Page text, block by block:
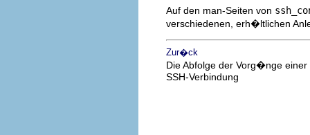
Auf den man-Seiten von
verschiedenen, erh�ltlichen
Zur�ck
Die Abfolge der Vorg�nge einer
SSH-Verbindung